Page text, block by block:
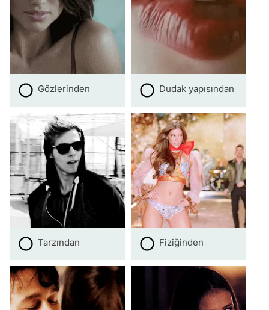
Gözlerinden Dudak yapısından
Tarzından Fiziğinden